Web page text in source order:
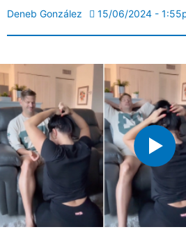
Deneb González 15/06/2024 -